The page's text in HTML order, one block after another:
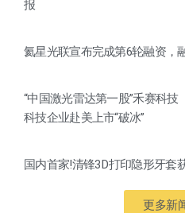
报
氦星光联宣布完成第6轮融资，
“中国激光雷达第一股”禾赛科
科技企业赴美上市“破冰”
国内首家!清锋3D打印隐形牙套
更多新